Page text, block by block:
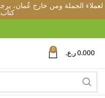
لعملاء الجملة ومن خارج عُمان،
كتاب.
0
0.000 ر.ع.